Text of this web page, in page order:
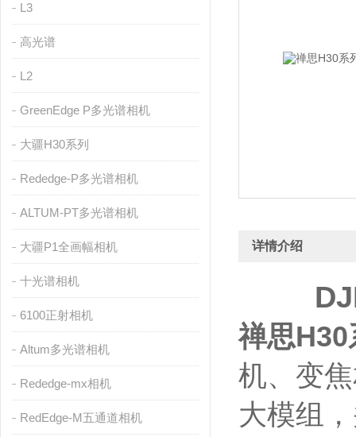
L3
高光谱
L2
GreenEdge P多光谱相机
大疆H30系列
Rededge-P多光谱相机
ALTUM-PT多光谱相机
大疆P1全画幅相机
十光谱相机
6100正射相机
Altum多光谱相机
Rededge-mx相机
RedEdge-M五通道相机
详情介绍
禅思
机、变
大模组